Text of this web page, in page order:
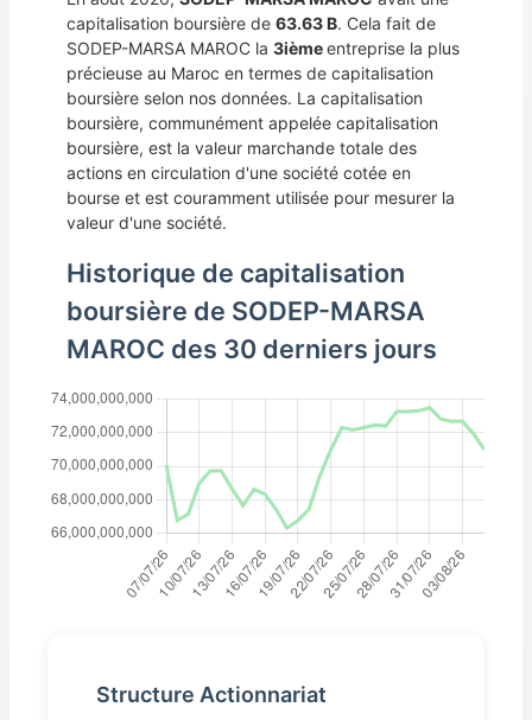
capitalisation boursière de 63.63 B. Cela fait de
SODEP-MARSA MAROC la 3ièmeentreprise la plus
précieuse au Maroc en termes de capitalisation
boursière selon nos données. La capitalisation
boursière, communément appelée capitalisation
boursière, est la valeur marchande totale des
actions en circulation d'une société cotée en
bourse et est couramment utilisée pour mesurer la
valeur d'une société.
Historique de capitalisation
boursière de SODEP-MARSA
MAROC des 30 derniers jours
Structure Actionnariat